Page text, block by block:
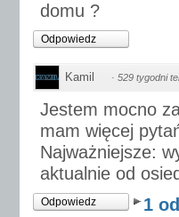
domu ?
Odpowiedz
Kamil · 529 tygodni
Jestem mocno
mam więcej
Najważniejsze:
aktualnie od
Odpowiedz 1